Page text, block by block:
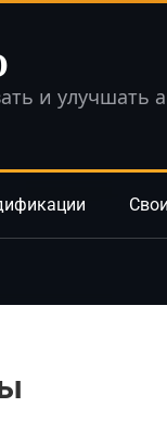
и улучшать